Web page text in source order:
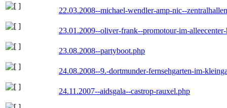
22.03.2008--michael-wendler-amp-nic--
23.01.2009--oliver-frank--promotour-im-
23.08.2008--partyboot.php
24.08.2008--9.-dortmunder-fernsehgarten-im-
24.11.2007--aidsgala--castrop-rauxel.php